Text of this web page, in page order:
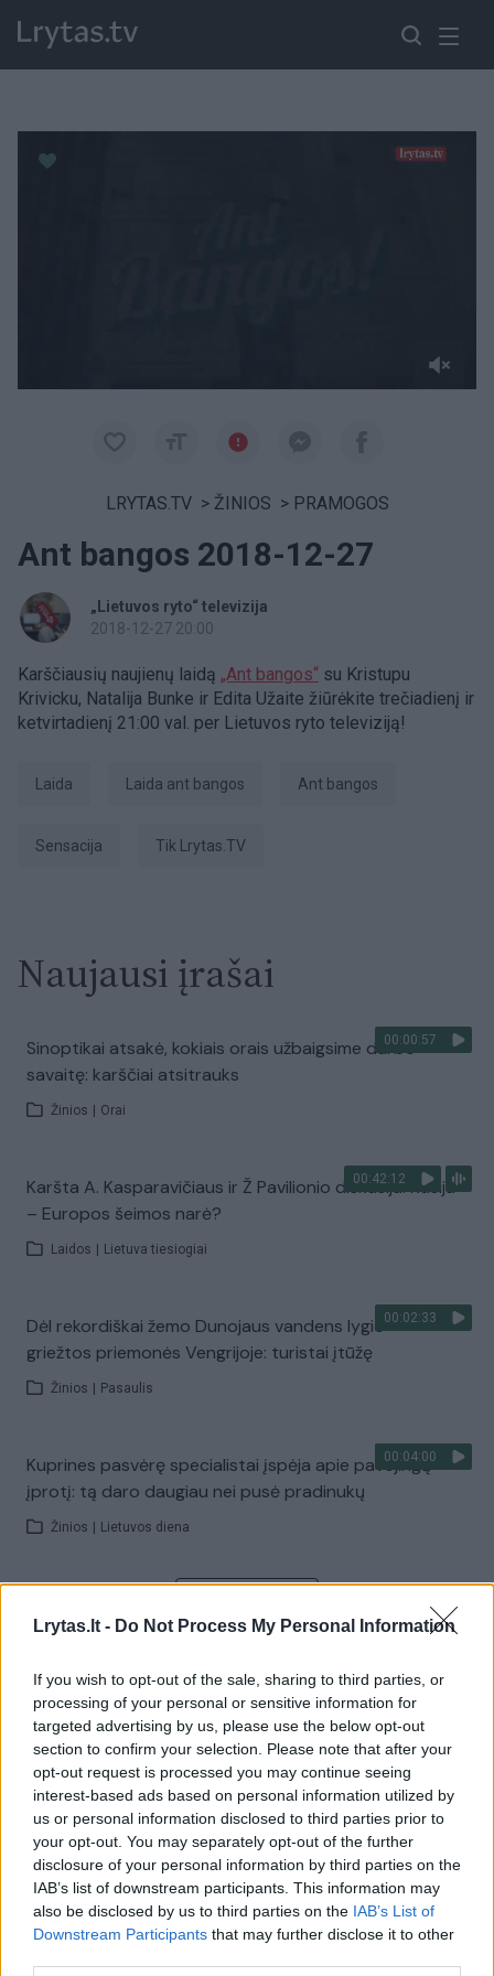
Lrytas.lt - Do Not Process My Personal Information
If you wish to opt-out of the sale, sharing to third parties, or
processing of your personal or sensitive information for
targeted advertising by us, please use the below opt-out
section to confirm your selection. Please note that after your
opt-out request is processed you may continue seeing
interest-based ads based on personal information utilized by
us or personal information disclosed to third parties prior to
your opt-out. You may separately opt-out of the further
disclosure of your personal information by third parties on the
IAB’s list of downstream participants. This information may
also be disclosed by us to third parties on the IAB’s List of
Downstream Participants that may further disclose it to other
LRYTAS.TV > ŽINIOS > PRAMOGOS
Ant bangos 2018-12-27
„Lietuvos ryto“ televizija
2018-12-27 20:00
Karščiausių naujienų laidą „Ant bangos“ su Kristupu
Krivicku, Natalija Bunke ir Edita Užaite žiūrėkite trečiadienį ir
ketvirtadienį 21:00 val. per Lietuvos ryto televiziją!
laida Laida ant bangos ant bangos
sensacija tik Lrytas.TV
Naujausi įrašai
00:00:57
Sinoptikai atsakė, kokiais orais užbaigsime darbo
savaitę: karščiai atsitrauks
Žinios Orai
00:42:12
Karšta A. Kasparavičiaus ir Ž Pavilionio diskusija: Rusija
– Europos šeimos narė?
Laidos Lietuva tiesiogiai
00:02:33
Dėl rekordiškai žemo Dunojaus vandens lygio –
griežtos priemonės Vengrijoje: turistai įtūžę
Žinios Pasaulis
00:04:00
Kuprines pasvėrę specialistai įspėja apie pavojingą
įprotį: tą daro daugiau nei pusė pradinukų
Žinios Lietuvos diena
Žiūrimiausi įrašai
00:00:30
Vaizdai iš tragiškos avarijos Vilniaus r.: dviejų moterų ir
vaiko gyvybių išgelbėti nepavyko
Žinios | Lietuvos diena
00:00:57
Savaitės vidurys nusimato karštas: temperatūra kils iki
32 laipsnių šilumos